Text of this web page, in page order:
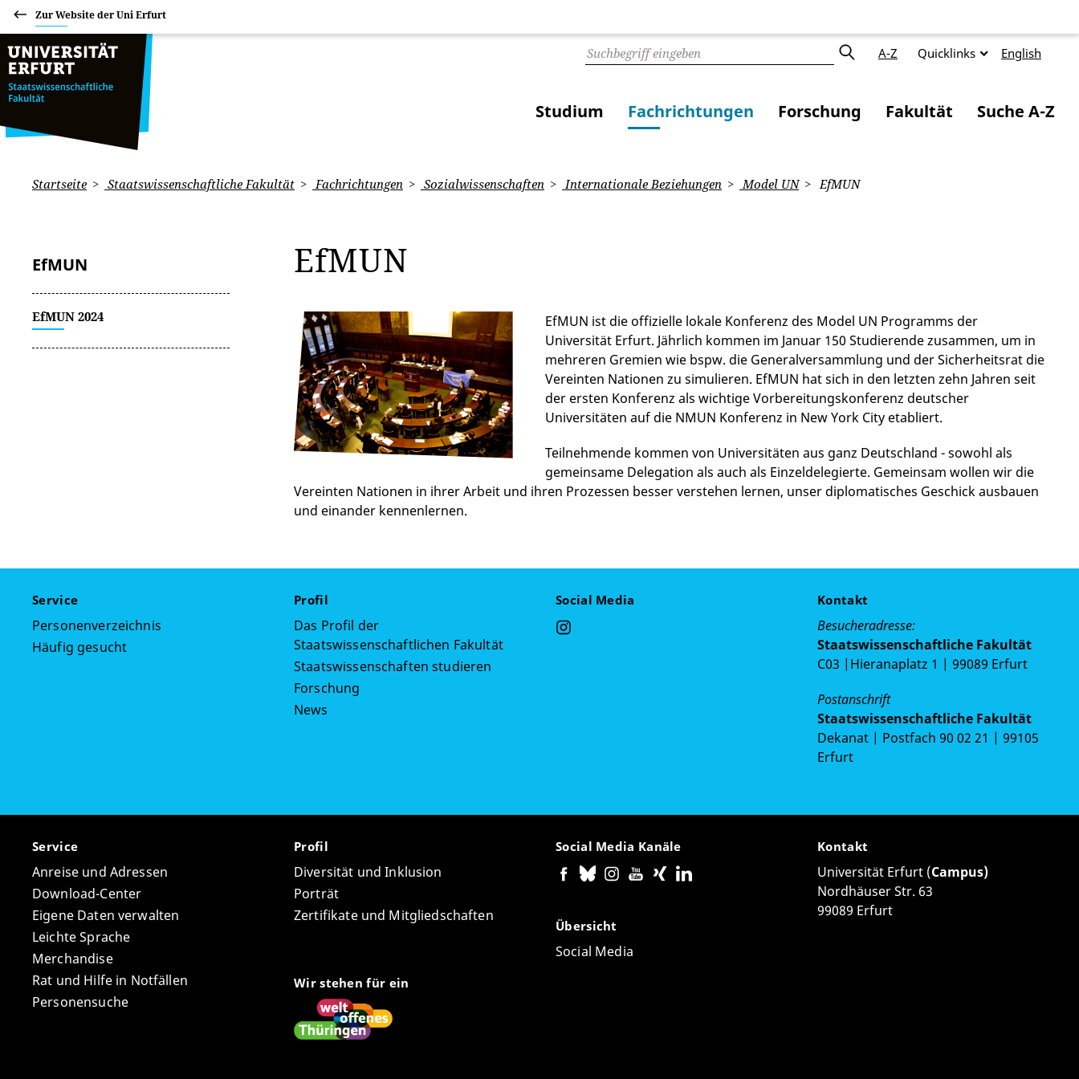
Zur Website der Uni Erfurt
A-Z Quicklinks English
Studium Fachrichtungen Forschung Fakultät Suche A-Z
Startseite Staatswissenschaftliche Fakultät Fachrichtungen Sozialwissenschaften Internationale Beziehungen Model UN EfMUN
EfMUN
EfMUN 2024
EfMUN
EfMUN ist die offizielle lokale Konferenz des Model UN Programms der
Universität Erfurt. Jährlich kommen im Januar 150 Studierende zusammen, um in
mehreren Gremien wie bspw. die Generalversammlung und der Sicherheitsrat die
Vereinten Nationen zu simulieren. EfMUN hat sich in den letzten zehn Jahren seit
der ersten Konferenz als wichtige Vorbereitungskonferenz deutscher
Universitäten auf die NMUN Konferenz in New York City etabliert.
Teilnehmende kommen von Universitäten aus ganz Deutschland - sowohl als
gemeinsame Delegation als auch als Einzeldelegierte. Gemeinsam wollen wir die
Vereinten Nationen in ihrer Arbeit und ihren Prozessen besser verstehen lernen, unser diplomatisches Geschick ausbauen
und einander kennenlernen.
Service
Personenverzeichnis
Häufig gesucht
Profil
Das Profil der
Staatswissenschaftlichen Fakultät
Staatswissenschaften studieren
Forschung
News
Social Media Kontakt
Besucheradresse:
Staatswissenschaftliche Fakultät
C03 |Hieranaplatz 1 | 99089 Erfurt
Postanschrift
Staatswissenschaftliche Fakultät
Dekanat | Postfach 90 02 21 | 99105
Erfurt
Service
Anreise und Adressen
Download-Center
Eigene Daten verwalten
Leichte Sprache
Merchandise
Rat und Hilfe in Notfällen
Personensuche
Profil
Diversität und Inklusion
Porträt
Zertifikate und Mitgliedschaften
Wir stehen für ein
Social Media Kanäle
Übersicht
Social Media
Kontakt
Universität Erfurt (Campus)
Nordhäuser Str. 63
99089 Erfurt